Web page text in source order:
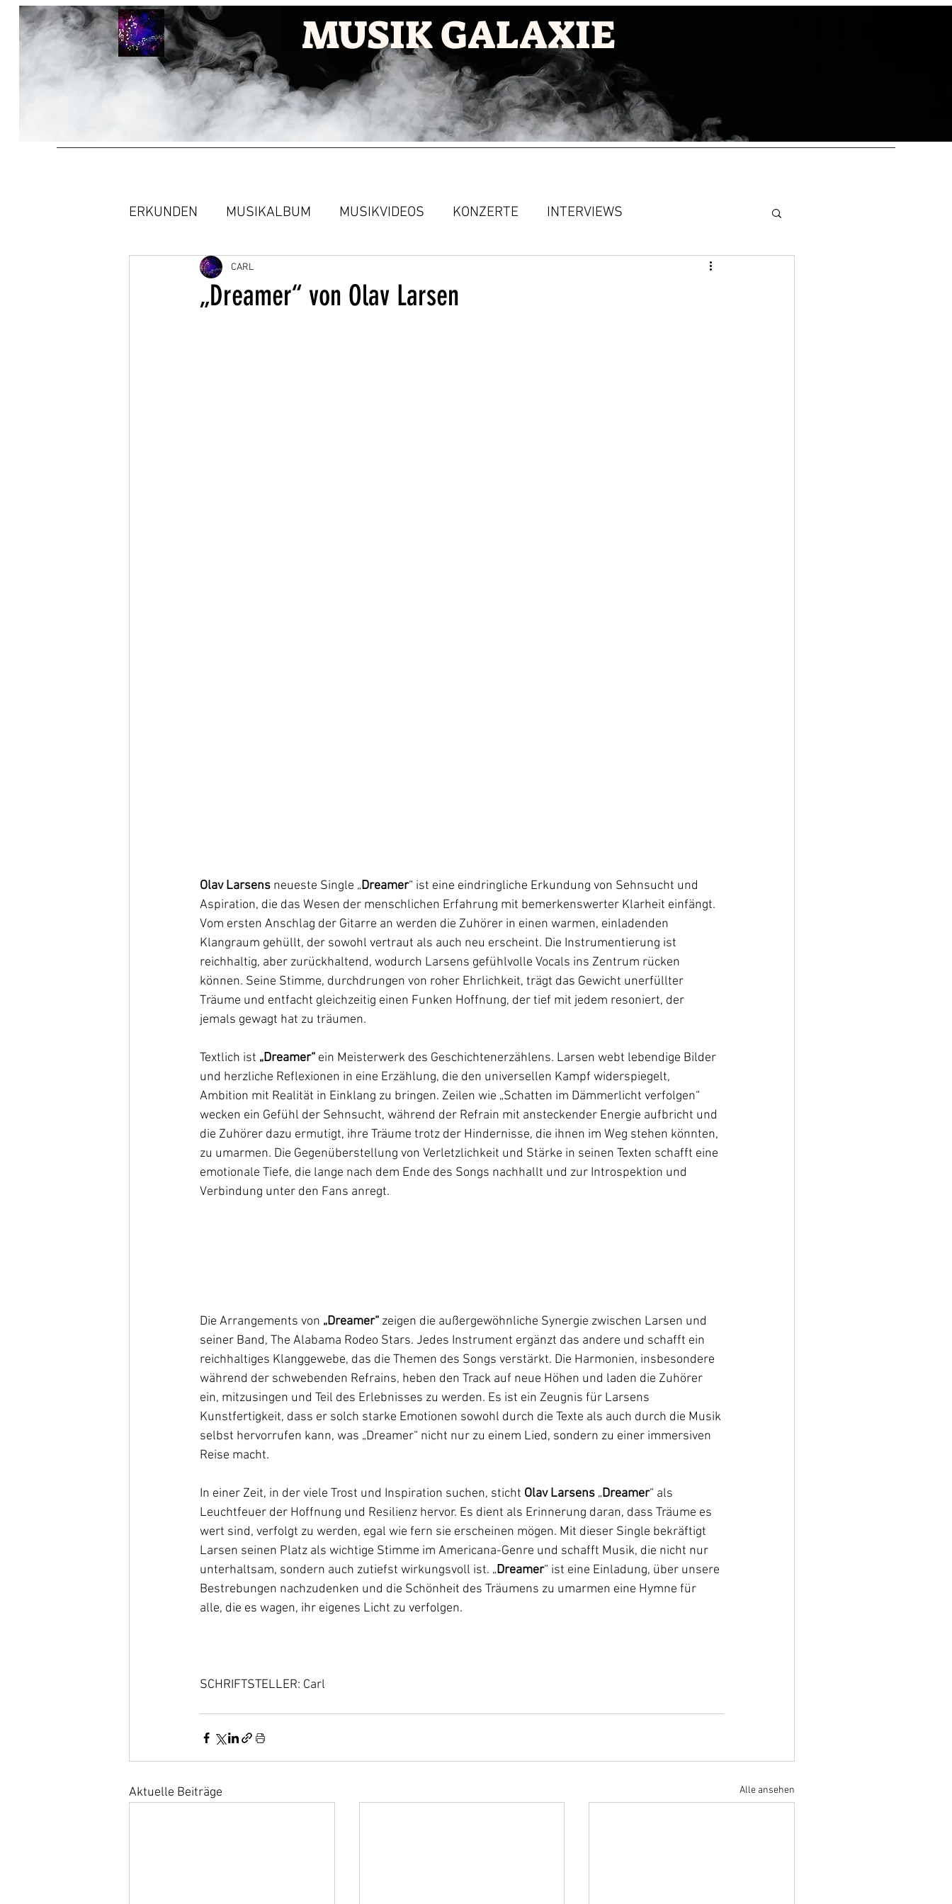
MUSIK GALAXIE
ERKUNDEN MUSIKALBUM MUSIKVIDEOS KONZERTE INTERVIEWS
„Dreamer“ von Olav Larsen
CARL
Olav Larsens neueste Single „Dreamer“ ist eine eindringliche Erkundung von Sehnsucht und
Aspiration, die das Wesen der menschlichen Erfahrung mit bemerkenswerter Klarheit einfängt.
Vom ersten Anschlag der Gitarre an werden die Zuhörer in einen warmen, einladenden
Klangraum gehüllt, der sowohl vertraut als auch neu erscheint. Die Instrumentierung ist
reichhaltig, aber zurückhaltend, wodurch Larsens gefühlvolle Vocals ins Zentrum rücken
können. Seine Stimme, durchdrungen von roher Ehrlichkeit, trägt das Gewicht unerfüllter
Träume und entfacht gleichzeitig einen Funken Hoffnung, der tief mit jedem resoniert, der
jemals gewagt hat zu träumen.
Textlich ist „Dreamer“ ein Meisterwerk des Geschichtenerzählens. Larsen webt lebendige Bilder
und herzliche Reflexionen in eine Erzählung, die den universellen Kampf widerspiegelt,
Ambition mit Realität in Einklang zu bringen. Zeilen wie „Schatten im Dämmerlicht verfolgen“
wecken ein Gefühl der Sehnsucht, während der Refrain mit ansteckender Energie aufbricht und
die Zuhörer dazu ermutigt, ihre Träume trotz der Hindernisse, die ihnen im Weg stehen könnten,
zu umarmen. Die Gegenüberstellung von Verletzlichkeit und Stärke in seinen Texten schafft eine
emotionale Tiefe, die lange nach dem Ende des Songs nachhallt und zur Introspektion und
Verbindung unter den Fans anregt.
Die Arrangements von „Dreamer“ zeigen die außergewöhnliche Synergie zwischen Larsen und
seiner Band, The Alabama Rodeo Stars. Jedes Instrument ergänzt das andere und schafft ein
reichhaltiges Klanggewebe, das die Themen des Songs verstärkt. Die Harmonien, insbesondere
während der schwebenden Refrains, heben den Track auf neue Höhen und laden die Zuhörer
ein, mitzusingen und Teil des Erlebnisses zu werden. Es ist ein Zeugnis für Larsens
Kunstfertigkeit, dass er solch starke Emotionen sowohl durch die Texte als auch durch die Musik
selbst hervorrufen kann, was „Dreamer“ nicht nur zu einem Lied, sondern zu einer immersiven
Reise macht.
In einer Zeit, in der viele Trost und Inspiration suchen, sticht Olav Larsens „Dreamer“ als
Leuchtfeuer der Hoffnung und Resilienz hervor. Es dient als Erinnerung daran, dass Träume es
wert sind, verfolgt zu werden, egal wie fern sie erscheinen mögen. Mit dieser Single bekräftigt
Larsen seinen Platz als wichtige Stimme im Americana-Genre und schafft Musik, die nicht nur
unterhaltsam, sondern auch zutiefst wirkungsvoll ist. „Dreamer“ ist eine Einladung, über unsere
Bestrebungen nachzudenken und die Schönheit des Träumens zu umarmen eine Hymne für
alle, die es wagen, ihr eigenes Licht zu verfolgen.
SCHRIFTSTELLER: Carl
Aktuelle Beiträge Alle ansehen